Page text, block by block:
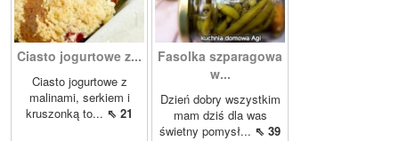
Ciasto jogurtowe z...
Ciasto jogurtowe z
malinami, serkiem i
kruszonką to... ⇖ 21
Fasolka szparagowa
w...
Dzień dobry wszystkim
mam dziś dla was
świetny pomysł... ⇖ 39